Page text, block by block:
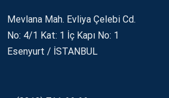
Mevlana Mah. Evliya Çelebi Cd.
No: 4/1 Kat: 1 İç Kapı No: 1
Esenyurt / İSTANBUL